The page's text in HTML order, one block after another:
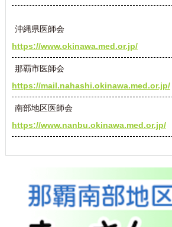
沖縄県医師会
https://www.okinawa.med.or.jp/
那覇市医師会
https://mail.nahashi.okinawa.med.or.jp/
南部地区医師会
https://www.nanbu.okinawa.med.or.jp/